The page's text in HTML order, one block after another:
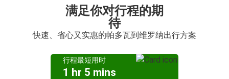
满足你对行程的期
待
快速、省心又实惠的帕多瓦到维罗纳出行方案
行程最短用时
1 hr 5 mins